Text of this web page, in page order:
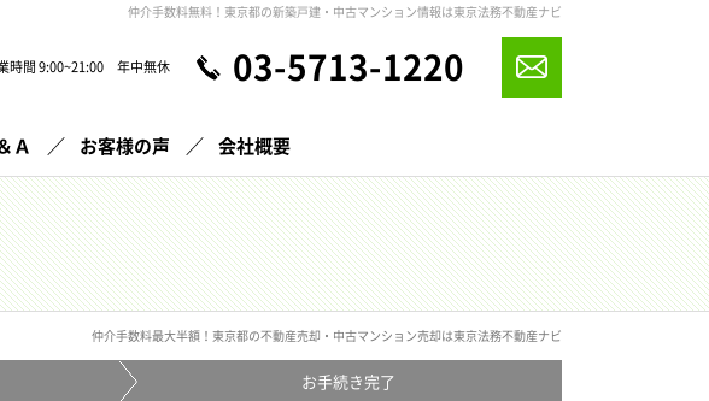
仲介手数料無料！東京都の新築戸建・中古マンション情報は東京法務不動産ナビ
時間 9:00~21:00 年中無休 03-5713-1220
Ａ お客様の声 会社概要
仲介手数料最大半額！東京都の不動産売却・中古マンション売却は東京法務不動産ナビ
お手続き完了